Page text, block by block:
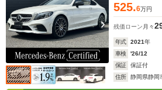
525.6万円
残価ローン 月々
年式 2021年
車検
'26/12
保証
保証付
住所
静岡県静岡